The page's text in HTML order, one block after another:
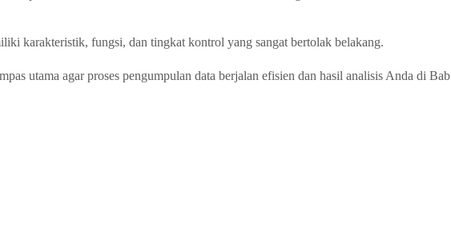
karakteristik, fungsi, dan tingkat kontrol yang sangat bertolak belakang.
utama agar proses pengumpulan data berjalan efisien dan hasil analisis Anda di Bab